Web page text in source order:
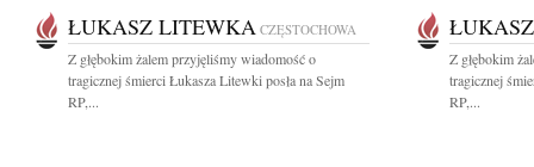
ŁUKASZ LITEWKA CZĘSTOCHOWA
Z głębokim żalem przyjęliśmy wiadomość o
tragicznej śmierci Łukasza Litewki posła na Sejm
RP,...
Z głębokim
tragicznej
RP,...